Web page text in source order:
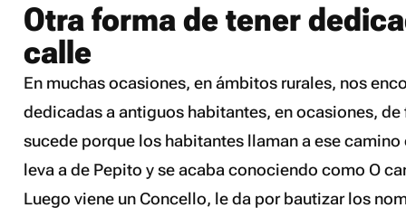
Otra forma de tener
calle
En muchas ocasiones, en ámbitos rurales, nos
dedicadas a antiguos habitantes, en ocasiones,
sucede porque los habitantes llaman a ese
leva a de Pepito y se acaba conociendo como O
Luego viene un Concello, le da por bautizar los